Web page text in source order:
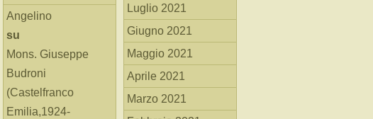
Angelino
su
Mons. Giuseppe
Budroni
(Castelfranco
Emilia,1924-
Luglio 2021
Giugno 2021
Maggio 2021
Aprile 2021
Marzo 2021